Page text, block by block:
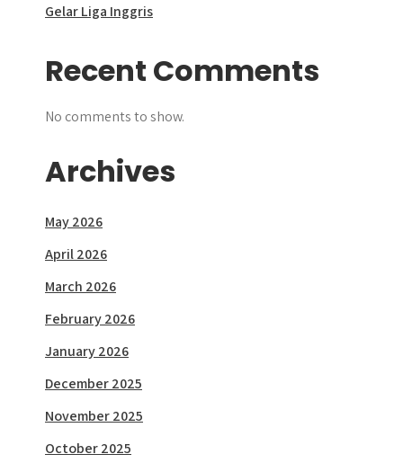
Gelar Liga Inggris
Recent Comments
No comments to show.
Archives
May 2026
April 2026
March 2026
February 2026
January 2026
December 2025
November 2025
October 2025